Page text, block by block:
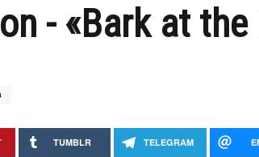
- «Bark at the
TUMBLR TELEGRAM